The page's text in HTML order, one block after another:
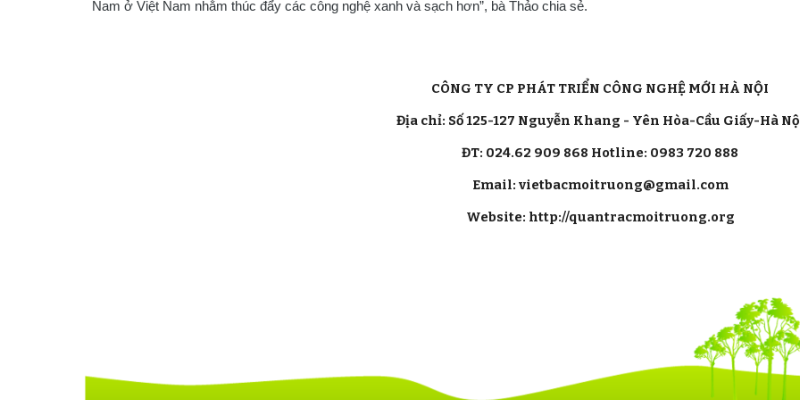
Nam ở Việt Nam nhằm thúc đẩy các công nghệ xanh và sạch hơn”, bà Thảo chia sẻ.
CÔNG TY CP PHÁT TRIỂN CÔNG NGHỆ MỚI HÀ NỘI
Địa chỉ: Số 125-127 Nguyễn Khang - Yên Hòa-Cầu Giấy-Hà
ĐT: 024.62 909 868 Hotline: 0983 720 888
Email: vietbacmoitruong@gmail.com
Website: http://quantracmoitruong.org